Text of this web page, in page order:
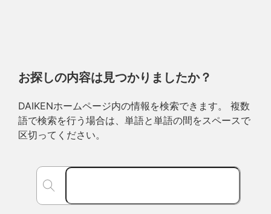
お探しの内容は見つかりましたか？
DAIKENホームページ内の情報を検索できます。 複数
語で検索を行う場合は、単語と単語の間をスペースで
区切ってください。